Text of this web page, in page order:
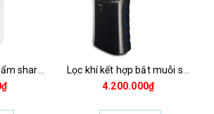
Máy tạo ion & hút ẩm sharp dw-d12a-w
Lọc khí kết hợp bắt muỗi sharp fp-gm30e-b
4.200.000₫